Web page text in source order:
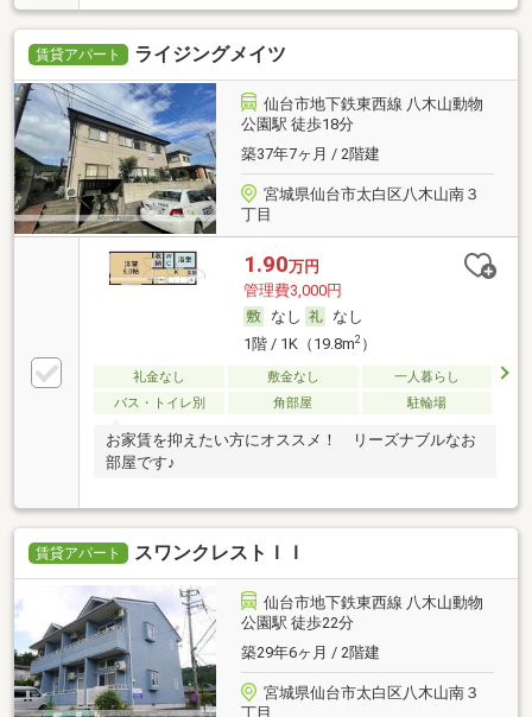
賃貸アパート ライジングメイツ
仙台市地下鉄東西線 八木山動物
公園駅 徒歩18分
築37年7ヶ月 / 2階建
宮城県仙台市太白区八木山南３
丁目
1.90万円
管理費3,000円
なし
なし
1階 / 1K（19.8m2）
礼金なし 敷金なし
一人暮らし
バス・トイレ別
角部屋 駐輪場
お家賃を抑えたい方にオススメ！ リーズナブルなお
部屋です♪
賃貸アパート スワンクレストＩＩ
仙台市地下鉄東西線 八木山動物
公園駅 徒歩22分
築29年6ヶ月 / 2階建
宮城県仙台市太白区八木山南３
丁目